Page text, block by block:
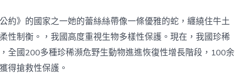
共
建
萬
物
和
諧
約》的國家之一她的蕾絲絲帶像一條優雅的蛇，纏繞住牛土
性制衡。，我國高度重視生物多樣性保護。現在，我國珍稀
全國200多種珍稀瀕危野生動物進進恢復性增長階段，100余
得搶救性保護。